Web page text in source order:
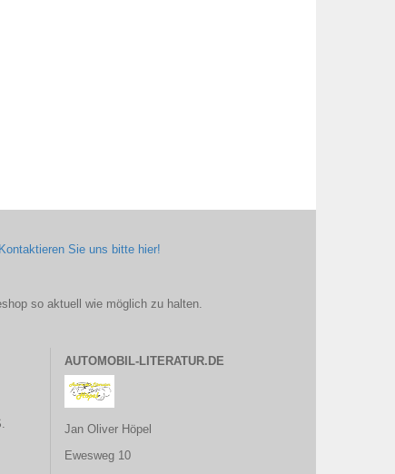
Kontaktieren Sie uns bitte hier!
so aktuell wie möglich zu halten.
AUTOMOBIL-LITERATUR.DE
Jan Oliver Höpel
Ewesweg 10